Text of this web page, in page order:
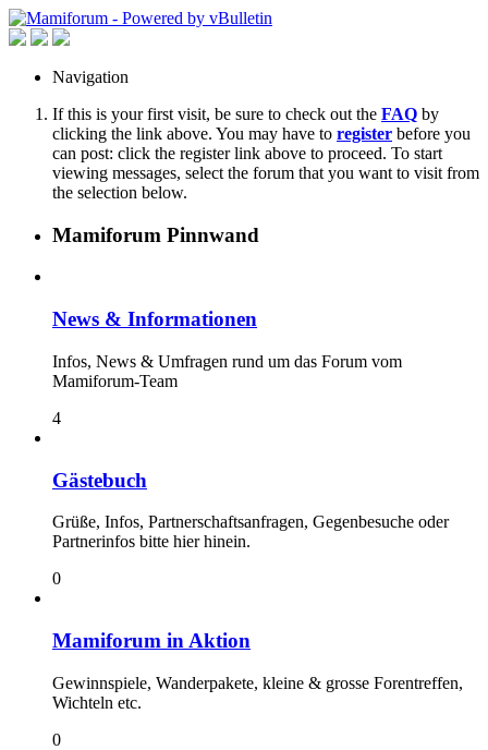
Navigation
If this is your first visit, be sure to check out the FAQ by
clicking the link above. You may have to register before you
can post: click the register link above to proceed. To start
viewing messages, select the forum that you want to visit from
the selection below.
Mamiforum Pinnwand
News & Informationen
Infos, News & Umfragen rund um das Forum vom
Mamiforum-Team
4
Gästebuch
Grüße, Infos, Partnerschaftsanfragen, Gegenbesuche oder
Partnerinfos bitte hier hinein.
0
Mamiforum in Aktion
Gewinnspiele, Wanderpakete, kleine & grosse Forentreffen,
Wichteln etc.
0